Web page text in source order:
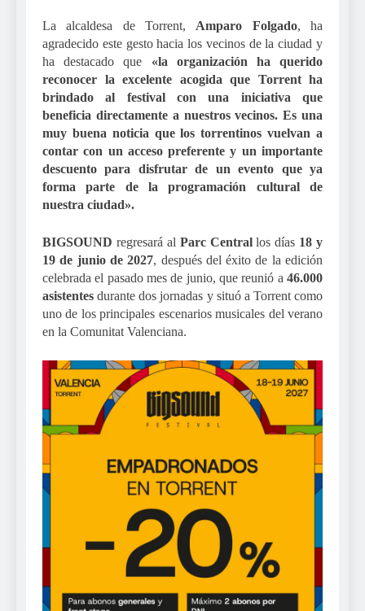
La alcaldesa de Torrent, Amparo Folgado, ha
agradecido este gesto hacia los vecinos de la ciudad y
ha destacado que «la organización ha querido
reconocer la excelente acogida que Torrent ha
brindado al festival con una iniciativa que
beneficia directamente a nuestros vecinos. Es una
muy buena noticia que los torrentinos vuelvan a
contar con un acceso preferente y un importante
descuento para disfrutar de un evento que ya
forma parte de la programación cultural de
nuestra ciudad».
BIGSOUND regresará al Parc Centrallos días 18 y
19 de juniode 2027, después del éxito de la edición
celebrada el pasado mes de junio, que reunió a 46.000
asistentes durante dos jornadas y situó a Torrent como
uno de los principales escenarios musicales del verano
en la Comunitat Valenciana.